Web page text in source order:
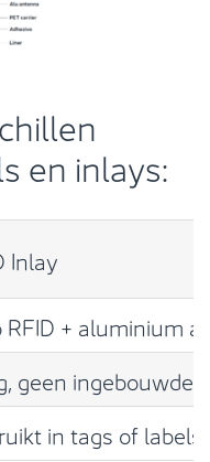
en inlays:
Inlay
RFID + aluminium
geen ingebouwde
in tags of labels